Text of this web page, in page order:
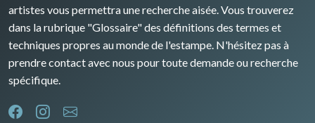
artistes vous permettra une recherche aisée. Vous trouverez
dans la rubrique "Glossaire" des définitions des termes et
techniques propres au monde de l'estampe. N'hésitez pas à
prendre contact avec nous pour toute demande ou recherche
spécifique.